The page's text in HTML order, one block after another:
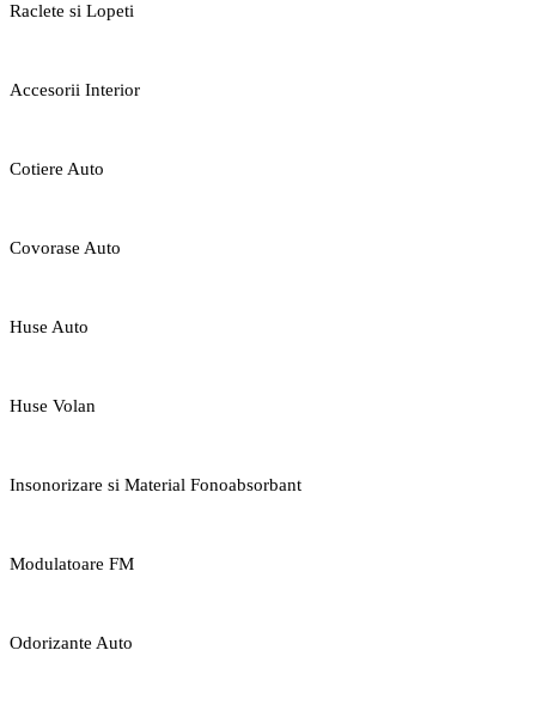
Raclete si Lopeti
Accesorii Interior
Cotiere Auto
Covorase Auto
Huse Auto
Huse Volan
Insonorizare si Material Fonoabsorbant
Modulatoare FM
Odorizante Auto